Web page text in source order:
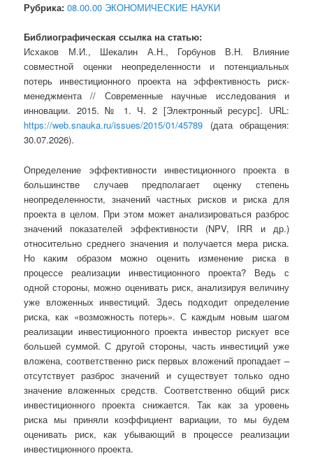
Рубрика: 08.00.00 ЭКОНОМИЧЕСКИЕ НАУКИ
Библиографическая ссылка на статью:
Исхаков М.И., Шекалин А.Н., Горбунов В.Н. Влияние
совместной оценки неопределенности и потенциальных
потерь инвестиционного проекта на эффективность риск-
менеджмента // Современные научные исследования и
инновации. 2015. № 1. Ч. 2 [Электронный ресурс]. URL:
https://web.snauka.ru/issues/2015/01/45789 (дата обращения:
30.07.2026).
Определение эффективности инвестиционного проекта в
большинстве случаев предполагает оценку степень
неопределенности, значений частных рисков и риска для
проекта в целом. При этом может анализироваться разброс
значений показателей эффективности (NPV, IRR и др.)
относительно среднего значения и получается мера риска.
Но каким образом можно оценить изменение риска в
процессе реализации инвестиционного проекта? Ведь с
одной стороны, можно оценивать риск, анализируя величину
уже вложенных инвестиций. Здесь подходит определение
риска, как «возможность потерь». С каждым новым шагом
реализации инвестиционного проекта инвестор рискует все
большей суммой. С другой стороны, часть инвестиций уже
вложена, соответственно риск первых вложений пропадает –
отсутствует разброс значений и существует только одно
значение вложенных средств. Соответственно общий риск
инвестиционного проекта снижается. Так как за уровень
риска мы приняли коэффициент вариации, то мы будем
оценивать риск, как убывающий в процессе реализации
инвестиционного проекта.